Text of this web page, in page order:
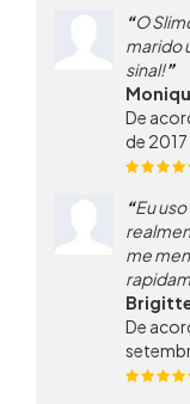
O
marido
sinal!
De
de 2017
Eu
me
De